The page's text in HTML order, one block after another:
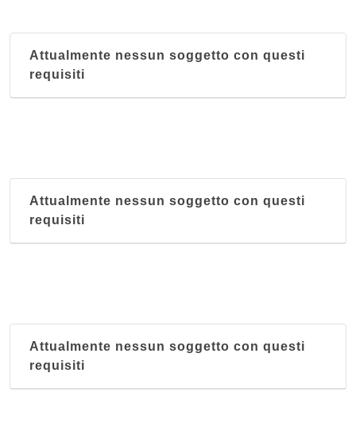
Attualmente nessun soggetto con questi
requisiti
Attualmente nessun soggetto con questi
requisiti
Attualmente nessun soggetto con questi
requisiti